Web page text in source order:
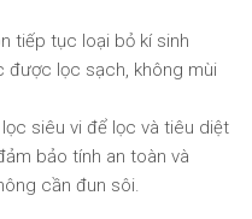
tiếp tục loại bỏ kí sinh
được lọc sạch, không mùi
siêu vi để lọc và tiêu diệt
bảo tính an toàn và
cần đun sôi.